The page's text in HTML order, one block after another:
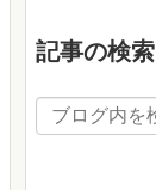
記事の検索